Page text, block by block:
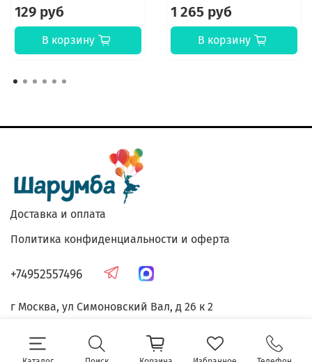
129 руб
В корзину
1 265 руб
В корзину
Доставка и оплата
Политика конфиденциальности и оферта
+74952557496
г Москва, ул Симоновский Вал, д 26 к 2